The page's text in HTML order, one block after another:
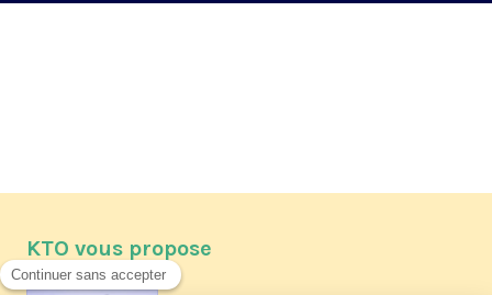
KTO vous propose